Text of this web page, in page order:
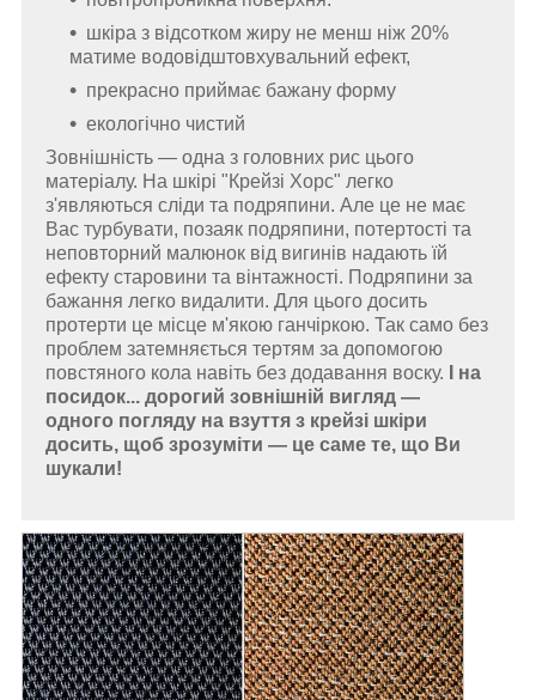
шкіра з відсотком жиру не менш ніж 20%
матиме водовідштовхувальний ефект,
прекрасно приймає бажану форму
екологічно чистий
Зовнішність — одна з головних рис цього
матеріалу. На шкірі "Крейзі Хорс" легко
з'являються сліди та подряпини. Але це не має
Вас турбувати, позаяк подряпини, потертості та
неповторний малюнок від вигинів надають їй
ефекту старовини та вінтажності. Подряпини за
бажання легко видалити. Для цього досить
протерти це місце м'якою ганчіркою. Так само без
проблем затемняється тертям за допомогою
повстяного кола навіть без додавання воску.
І на
посидок... дорогий зовнішній вигляд —
одного погляду на взуття з крейзі шкіри
досить, щоб зрозуміти — це саме те, що Ви
шукали!